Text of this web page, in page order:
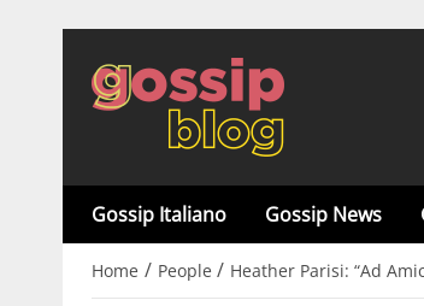
Gossip Italiano Gossip News
Home / People / Heather Parisi: “Ad